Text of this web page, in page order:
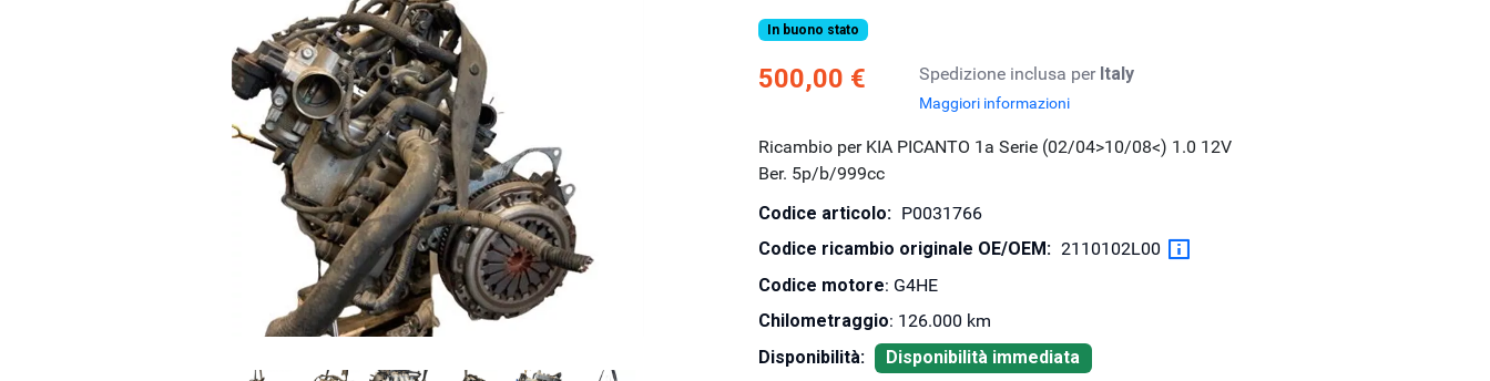
In buono stato
500,00 € Spedizione inclusa per Italy
Maggiori informazioni
Ricambio per KIA PICANTO 1a Serie (02/04>10/08<) 1.0 12V
Ber. 5p/b/999cc
Codice articolo: P0031766
Codice ricambio originale OE/OEM: 2110102L00
Codice motore: G4HE
Chilometraggio: 126.000 km
Disponibilità:
Disponibilità immediata